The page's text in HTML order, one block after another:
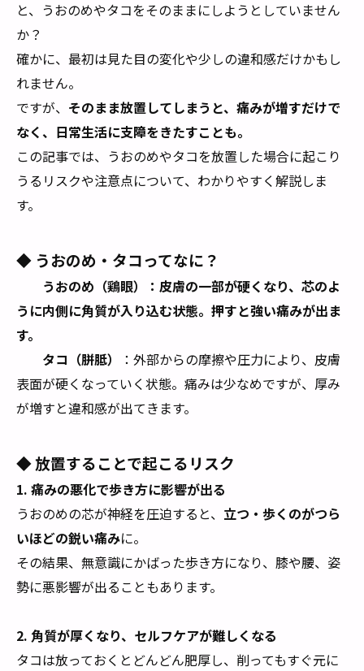
と、うおのめやタコをそのままにしようとしていません
か？
確かに、最初は見た目の変化や少しの違和感だけかもし
れません。
ですが、 そのまま放置してしまうと、痛みが増すだけで
なく、日常生活に支障をきたすことも。
この記事では、うおのめやタコを放置した場合に起こり
うるリスクや注意点について、わかりやすく解説しま
す。
◆ うおのめ・タコってなに？
うおのめ（鶏眼）
：皮膚の一部が硬くなり、芯のよ
うに内側に角質が入り込む状態。押すと強い痛みが出ま
す。
タコ（胼胝）
：外部からの摩擦や圧力により、皮膚
表面が硬くなっていく状態。痛みは少なめですが、厚み
が増すと違和感が出てきます。
◆ 放置することで起こるリスク
1. 痛みの悪化で歩き方に影響が出る
うおのめの芯が神経を圧迫すると、 立つ・歩くのがつら
いほどの鋭い痛みに。
その結果、無意識にかばった歩き方になり、膝や腰、姿
勢に悪影響が出ることもあります。
2. 角質が厚くなり、セルフケアが難しくなる
タコは放っておくとどんどん肥厚し、削ってもすぐ元に